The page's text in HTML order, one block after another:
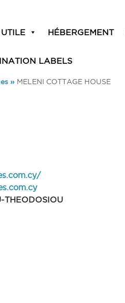
HÉBERGEMENT
LABELS
» MELENI COTTAGE HOUSE
THEODOSIOU